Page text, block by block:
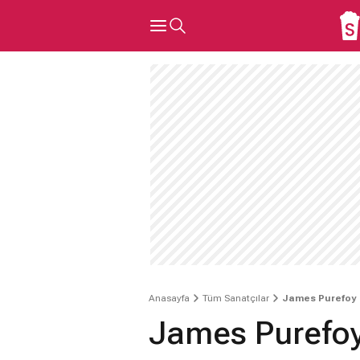
Anasayfa Tüm Sanatçılar James Purefoy
James